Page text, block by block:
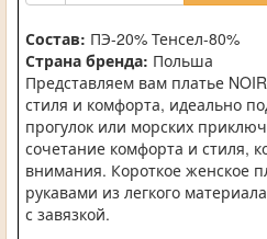
Состав: ПЭ-20% Тенсел-80%
Страна бренда: Польша
Представляем вам платье
стиля и комфорта, идеально
прогулок или морских
сочетание комфорта и стиля,
внимания. Короткое женское
рукавами из легкого
с завязкой.